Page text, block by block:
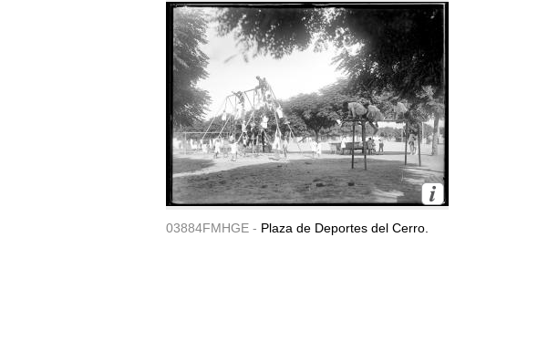
03884FMHGE - Plaza de Deportes del Cerro.